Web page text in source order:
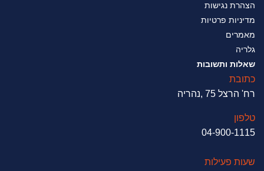
הצהרת נגישות
מדיניות פרטיות
מאמרים
גלריה
שאלות ותשובות
כתובת
רח' הרצל 75 ,נהריה
טלפון
04-900-1115
שעות פעילות